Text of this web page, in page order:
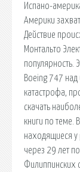
Испано-
Америки
Действие
Монтальто
популярность.
Boeing 747
катастрофа,
скачать
книги по теме.
находящиеся у
через 29 лет
Филиппинских